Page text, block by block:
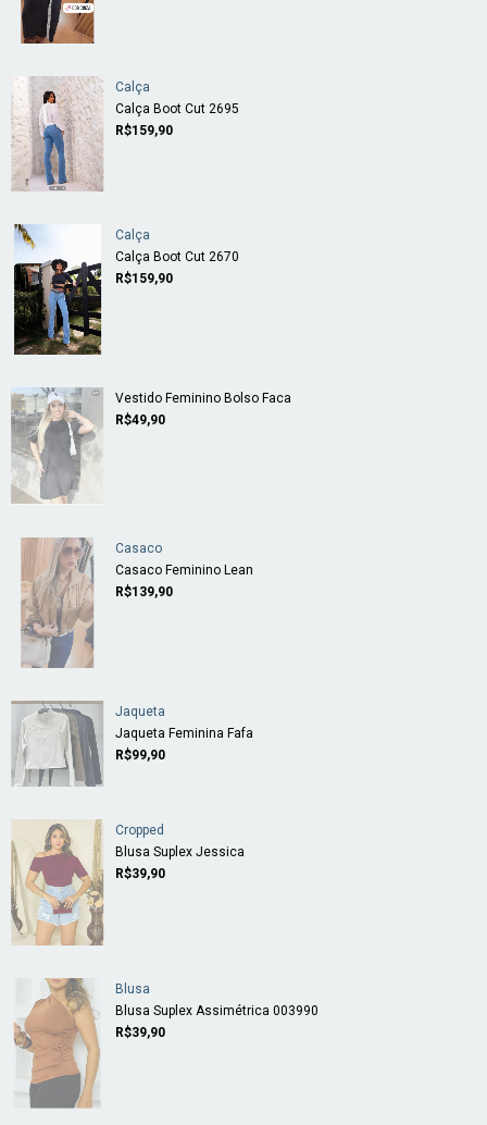
Calça
Calça Boot Cut 2695
R$159,90
Calça
Calça Boot Cut 2670
R$159,90
Vestido Feminino Bolso Faca
R$49,90
Casaco
Casaco Feminino Lean
R$139,90
Jaqueta
Jaqueta Feminina Fafa
R$99,90
Cropped
Blusa Suplex Jessica
R$39,90
Blusa
Blusa Suplex Assimétrica 003990
R$39,90